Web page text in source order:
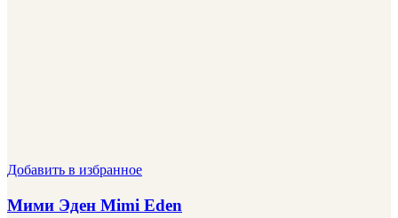
Добавить в избранное
Мими Эден Mimi Eden